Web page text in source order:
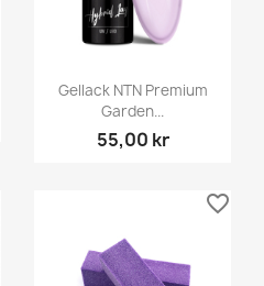
Gellack NTN Premium
Garden...
55,00 kr
favorite_border